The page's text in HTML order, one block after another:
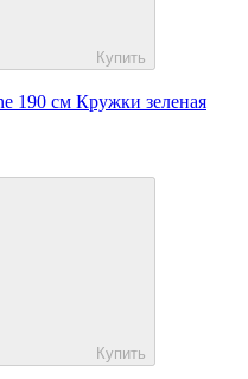
Купить
190 см Кружки зеленая
Купить